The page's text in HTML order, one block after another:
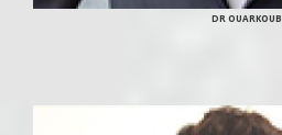
DR OUARKOUB